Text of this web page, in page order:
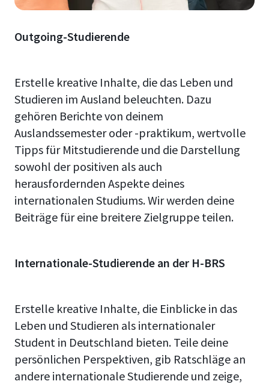
Outgoing-Studierende
Erstelle kreative Inhalte, die das Leben und
Studieren im Ausland beleuchten. Dazu
gehören Berichte von deinem
Auslandssemester oder -praktikum, wertvolle
Tipps für Mitstudierende und die Darstellung
sowohl der positiven als auch
herausfordernden Aspekte deines
internationalen Studiums. Wir werden deine
Beiträge für eine breitere Zielgruppe teilen.
Internationale-Studierende an der H-BRS
Erstelle kreative Inhalte, die Einblicke in das
Leben und Studieren als internationaler
Student in Deutschland bieten. Teile deine
persönlichen Perspektiven, gib Ratschläge an
andere internationale Studierende und zeige,